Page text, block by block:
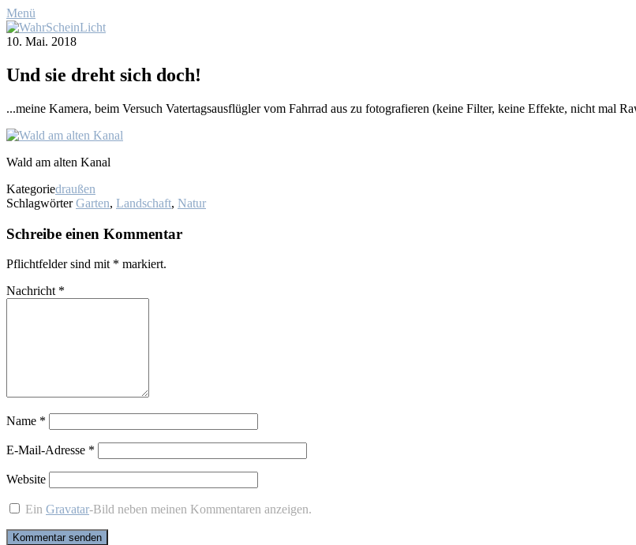
Menü
10. Mai. 2018
Und sie dreht sich doch!
...mei­ne Ka­me­ra, beim Ver­such Va­ter­tags­aus­flüg­ler vom Fahr­rad aus zu fo­to­gra­fie­ren (kei­ne Fil­ter, kei­ne Ef­fek­te, nicht mal
Wald am al­ten Ka­nal
Kategoriedraußen
Schlagwörter Garten, Landschaft, Natur
Schreibe einen Kommentar
Pflichtfelder sind mit * markiert.
Nachricht *
Name *
E-Mail-Adresse *
Website
EinGravatar-Bild neben meinen Kommentaren anzeigen.